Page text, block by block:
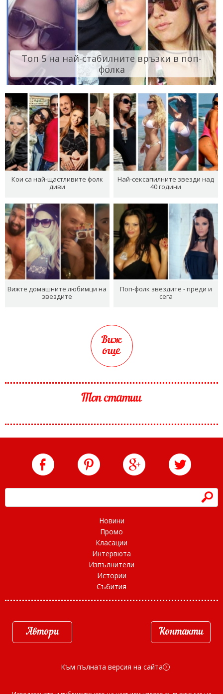
Топ 5 на най-стабилните връзки в поп-
фолка
Кои са най-щастливите фолк
диви
Най-сексапилните звезди над
40 години
Вижте домашните любимци на
звездите
Поп-фолк звездите - преди и
сега
Виж
още
Топ статии
h
Новини
Промо
Класации
Интервюта
Изпълнители
Истории
Събития
Автори Контакти
Към пълната версия на сайта d